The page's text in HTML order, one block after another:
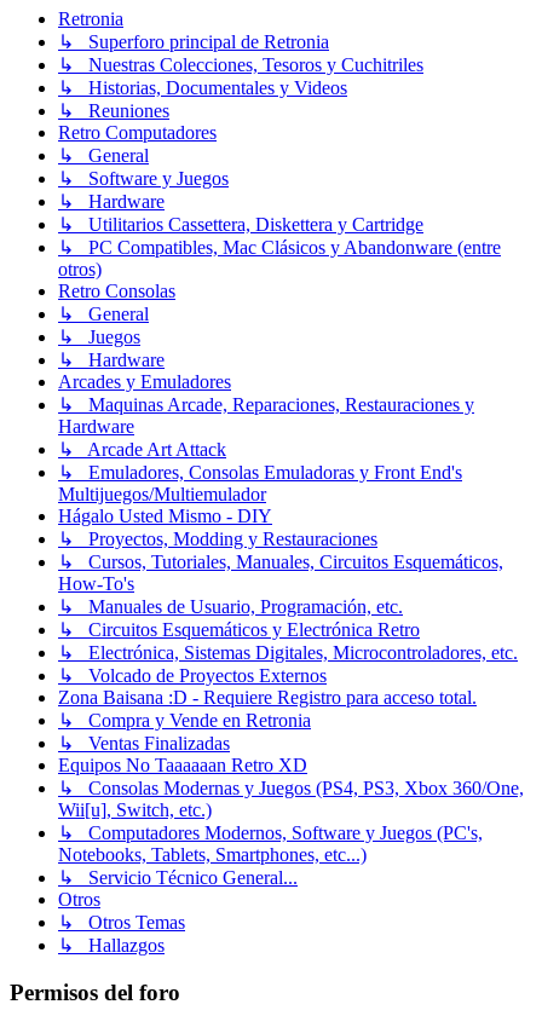
Retronia
↳ Superforo principal de Retronia
↳ Nuestras Colecciones, Tesoros y Cuchitriles
↳ Historias, Documentales y Videos
↳ Reuniones
Retro Computadores
↳ General
↳ Software y Juegos
↳ Hardware
↳ Utilitarios Cassettera, Diskettera y Cartridge
↳ PC Compatibles, Mac Clásicos y Abandonware (entre
otros)
Retro Consolas
↳ General
↳ Juegos
↳ Hardware
Arcades y Emuladores
↳ Maquinas Arcade, Reparaciones, Restauraciones y
Hardware
↳ Arcade Art Attack
↳ Emuladores, Consolas Emuladoras y Front End's
Multijuegos/Multiemulador
Hágalo Usted Mismo - DIY
↳ Proyectos, Modding y Restauraciones
↳ Cursos, Tutoriales, Manuales, Circuitos Esquemáticos,
How-To's
↳ Manuales de Usuario, Programación, etc.
↳ Circuitos Esquemáticos y Electrónica Retro
↳ Electrónica, Sistemas Digitales, Microcontroladores, etc.
↳ Volcado de Proyectos Externos
Zona Baisana :D - Requiere Registro para acceso total.
↳ Compra y Vende en Retronia
↳ Ventas Finalizadas
Equipos No Taaaaaan Retro XD
↳ Consolas Modernas y Juegos (PS4, PS3, Xbox 360/One,
Wii[u], Switch, etc.)
↳ Computadores Modernos, Software y Juegos (PC's,
Notebooks, Tablets, Smartphones, etc...)
↳ Servicio Técnico General...
Otros
↳ Otros Temas
↳ Hallazgos
Permisos del foro